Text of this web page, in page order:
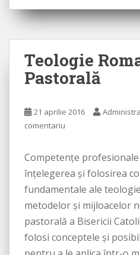
Teologie
Pastorală
21 aprilie 2016
comentariu
Competenţe
înţelegerea şi folosirea
fundamentale ale
metodelor şi mijloacelor
pastorală a Bisericii
folosi conceptele şi